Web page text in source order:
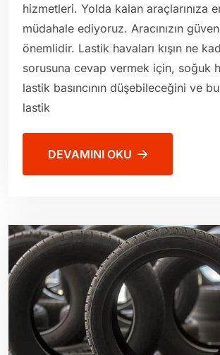
hizmetleri. Yolda kalan araçlarınıza
müdahale ediyoruz. Aracınızın
önemlidir. Lastik havaları kışın ne
sorusuna cevap vermek için, soğuk
lastik basıncının düşebileceğini ve
lastik
DEVAMINI OKU